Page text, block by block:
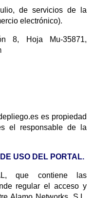
de servicios de la
electrónico).
8, Hoja Mu-35871,
es propiedad
el responsable de la
USO DEL PORTAL.
que contiene las
regular el acceso y